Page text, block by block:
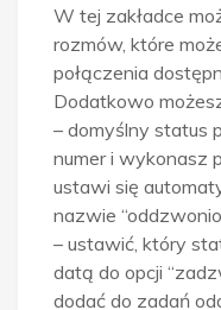
W tej zakładce
rozmów, które
połączenia
Dodatkowo
– domyślny status
numer i wykonasz
ustawi się
nazwie
– ustawić, który
datą do opcji
dodać do zadań